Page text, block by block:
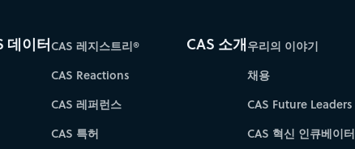
데이터CAS 레지스트리®
CAS Reactions
CAS 레퍼런스
CAS 특허
CAS 소개우리의 이야기
채용
CAS Future Leaders
CAS 혁신 인큐베이터